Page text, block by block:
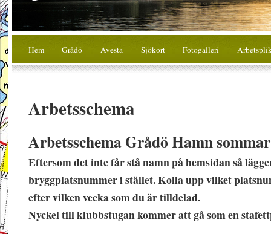
Hem Grådö Avesta Sjökort Fotogalleri
Arbetsschema
Arbetsschema Grådö Hamn
Eftersom det inte får stå namn på hemsidan så
bryggplatsnummer i stället. Kolla upp vilket
efter vilken vecka som du är tilldelad.
Nyckel till klubbstugan kommer att gå som en